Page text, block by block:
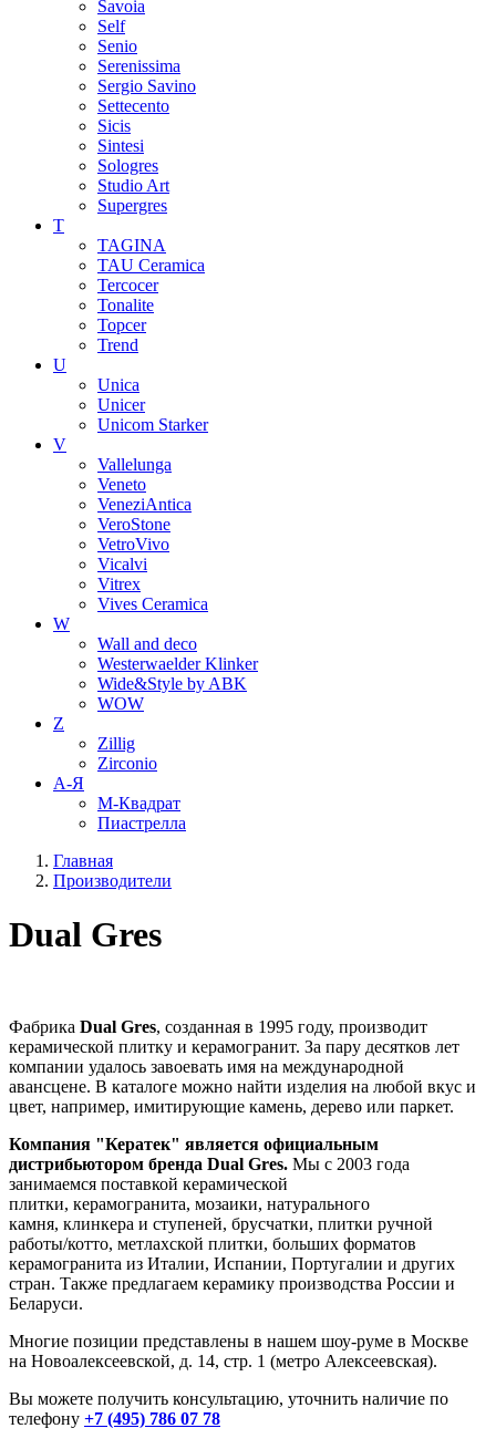
Savoia
Self
Senio
Serenissima
Sergio Savino
Settecento
Sicis
Sintesi
Sologres
Studio Art
Supergres
T
TAGINA
TAU Ceramica
Tercocer
Tonalite
Topcer
Trend
U
Unica
Unicer
Unicom Starker
V
Vallelunga
Veneto
VeneziAntica
VeroStone
VetroVivo
Vicalvi
Vitrex
Vives Ceramica
W
Wall and deco
Westerwaelder Klinker
Wide&Style by ABK
WOW
Z
Zillig
Zirconio
А-Я
М-Квадрат
Пиастрелла
Главная
Производители
Dual Gres
Фабрика Dual Gres, созданная в 1995 году, производит
керамической плитку и керамогранит. За пару десятков лет
компании удалось завоевать имя на международной
авансцене. В каталоге можно найти изделия на любой вкус и
цвет, например, имитирующие камень, дерево или паркет.
Компания "Кератек" является официальным
дистрибьютором бренда Dual Gres. Мы с 2003 года
занимаемся поставкой керамической
плитки, керамогранита, мозаики, натурального
камня, клинкера и ступеней, брусчатки, плитки ручной
работы/котто, метлахской плитки, больших форматов
керамогранита из Италии, Испании, Португалии и других
стран. Также предлагаем керамику производства России и
Беларуси.
Многие позиции представлены в нашем шоу-руме в Москве
на Новоалексеевской, д. 14, стр. 1 (метро Алексеевская).
Вы можете получить консультацию, уточнить наличие по
телефону +7 (495) 786 07 78